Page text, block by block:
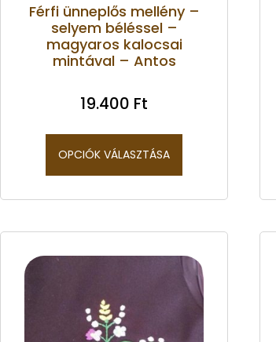
Férfi ünneplős mellény –
selyem béléssel –
magyaros kalocsai
mintával – Antos
19.400 Ft
OPCIÓK VÁLASZTÁSA